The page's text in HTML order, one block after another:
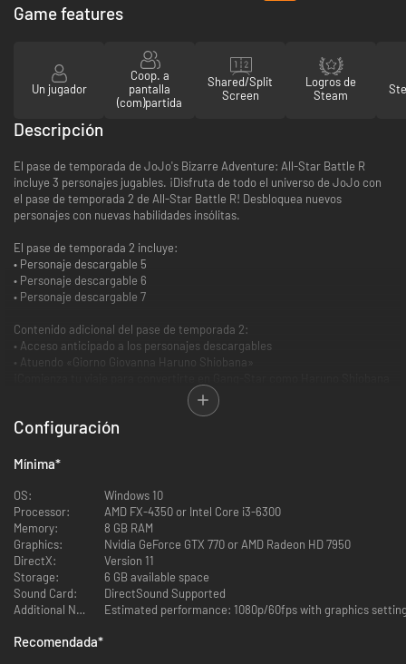
Game features
Un jugador
Coop. a
pantalla
(com)partida
Shared/Split
Screen
Logros de
Steam
Descripción
El pase de temporada de JoJo's Bizarre Adventure: All-Star Battle R
incluye 3 personajes jugables. ¡Disfruta de todo el universo de JoJo con
el pase de temporada 2 de All-Star Battle R! Desbloquea nuevos
personajes con nuevas habilidades insólitas.
El pase de temporada 2 incluye:
• Personaje descargable 5
• Personaje descargable 6
• Personaje descargable 7
Contenido adicional del pase de temporada 2:
• Acceso anticipado a los personajes descargables
• Atuendo «Giorno Giovanna Haruno Shiobana»
antes de ser conocido como Giorno Giovanna!
*El contenido descargable individual del pase de temporada se podrá
Configuración
Mínima*
OS:
Windows 10
Processor:
AMD FX-4350 or Intel Core i3-6300
Memory:
8 GB RAM
Graphics:
Nvidia GeForce GTX 770 or AMD Radeon HD 7950
DirectX:
Version 11
Storage:
6 GB available space
Sound Card:
DirectSound Supported
Additional Notes:
Recomendada*